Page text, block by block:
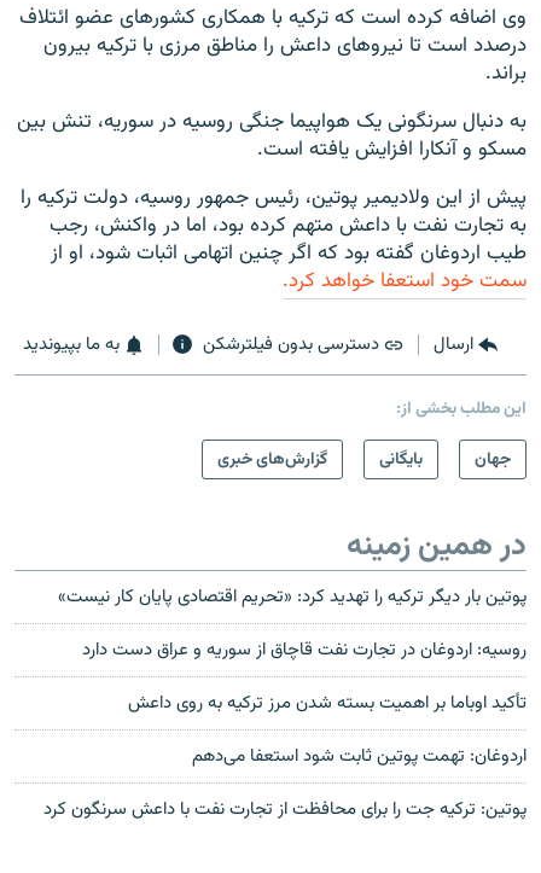
وی اضافه کرده است که ترکیه با همکاری کشورهای عضو ائتلاف
درصدد است تا نیروهای داعش را مناطق مرزی با ترکیه بیرون
براند.
به دنبال سرنگونی یک هواپیما جنگی روسیه در سوریه، تنش بین
مسکو و آنکارا افزایش یافته است.
پیش از این ولادیمیر پوتین، رئیس جمهور روسیه، دولت ترکیه را
به تجارت نفت با داعش متهم کرده بود، اما در واکنش، رجب
طیب اردوغان گفته بود که اگر چنین اتهامی اثبات شود، او از
سمت خود استعفا خواهد کرد.
ارسال دسترسی بدون فیلترشکن به ما بپیوندید
این مطلب بخشی از:
جهان
بایگانی گزارش‌های خبری
در همین زمینه
پوتین بار دیگر ترکیه را تهدید کرد: «تحریم اقتصادی پایان کار نیست»
روسیه: اردوغان در تجارت نفت قاچاق از سوریه و عراق دست دارد
تأکید اوباما بر اهمیت بسته شدن مرز ترکیه به روی داعش
اردوغان: تهمت پوتین ثابت شود استعفا می‌دهم
پوتین: ترکیه جت را برای محافظت از تجارت نفت با داعش سرنگون کرد‎